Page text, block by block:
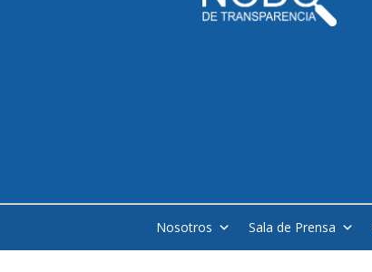
Nosotros Sala de Prensa